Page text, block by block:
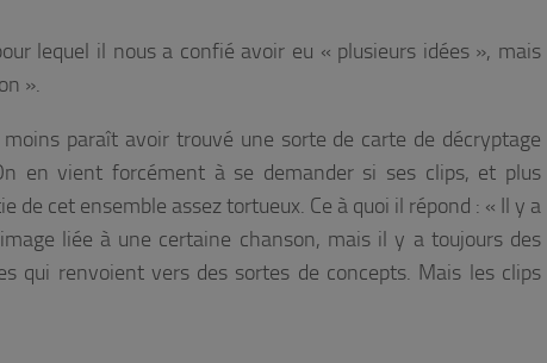
lequel il nous a confié avoir eu « plusieurs idées », mais
».
paraît avoir trouvé une sorte de carte de décryptage
en vient forcément à se demander si ses clips, et plus
de cet ensemble assez tortueux. Ce à quoi il répond : « Il y a
liée à une certaine chanson, mais il y a toujours des
qui renvoient vers des sortes de concepts. Mais les clips